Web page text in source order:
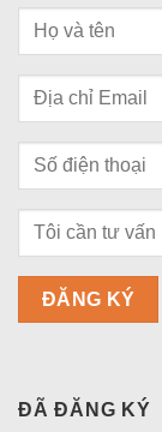
ĐÃ ĐĂNG KÝ